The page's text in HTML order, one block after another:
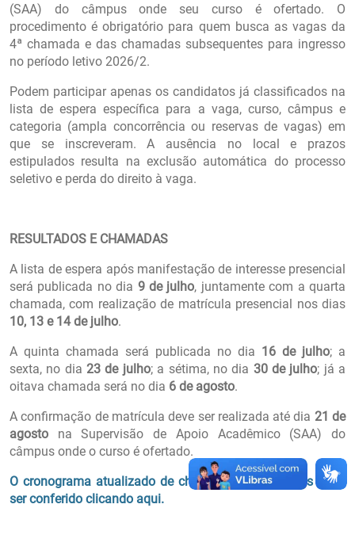
(SAA) do câmpus onde seu curso é ofertado. O
procedimento é obrigatório para quem busca as vagas da
4ª chamada e das chamadas subsequentes para ingresso
no período letivo 2026/2.
Podem participar apenas os candidatos já classificados na
lista de espera específica para a vaga, curso, câmpus e
categoria (ampla concorrência ou reservas de vagas) em
que se inscreveram. A ausência no local e prazos
estipulados resulta na exclusão automática do processo
seletivo e perda do direito à vaga.
RESULTADOS E CHAMADAS
A lista de espera após manifestação de interesse presencial
será publicada no dia 9 de julho, juntamente com a quarta
chamada, com realização de matrícula presencial nos dias
10, 13 e 14 de julho.
A quinta chamada será publicada no dia 16 de julho; a
sexta, no dia23 de julho; a sétima, no dia 30 de julho; já a
oitava chamada será no dia 6 de agosto.
A confirmação de matrícula deve ser realizada até dia 21 de
agosto na Supervisão de Apoio Acadêmico (SAA) do
câmpus onde o curso é ofertado.
O cronograma atualizado de chamadas e matrículas pode
ser conferido clicando aqui.